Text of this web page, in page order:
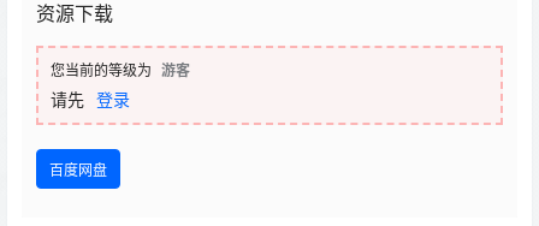
资源下载
您当前的等级为 游客
请先 登录
百度网盘